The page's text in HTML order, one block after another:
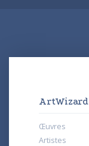
ArtWizard
Œuvres
Artistes